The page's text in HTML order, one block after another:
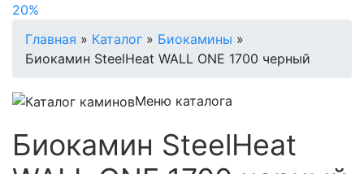
20%
Главная » Каталог » Биокамины »
Биокамин SteelHeat WALL ONE 1700 черный
Меню каталога
Биокамин SteelHeat